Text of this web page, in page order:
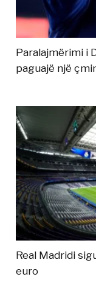
Paralajmërimi i
paguajë një
Real Madridi
euro